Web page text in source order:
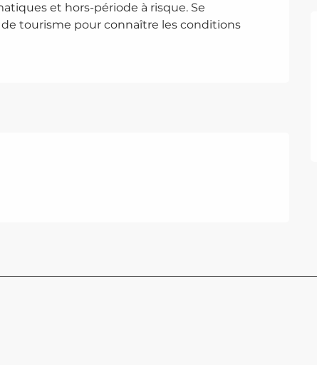
et hors-période à risque. Se
de tourisme pour connaître les conditions